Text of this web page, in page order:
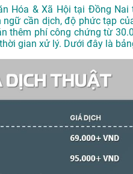
Hóa & Xã Hội tại Đồng
cần dịch, độ phức tạp
thêm phí công chứng từ
gian xử lý. Dưới đây là